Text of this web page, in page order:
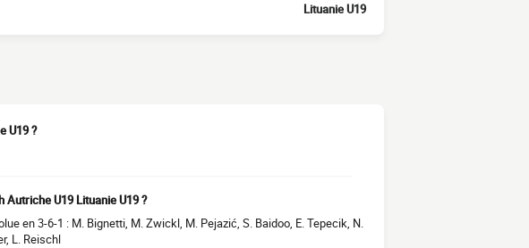
Lituanie U19
U19 ?
U19 Lituanie U19 ?
en 3-6-1 : M. Bignetti, M. Zwickl, M. Pejazić, S. Baidoo, E. Tepecik, N.
L. Reischl